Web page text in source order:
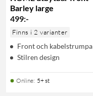
Barley large
499:-
Finns i 2 varianter
Front och kabelstrumpa
Stilren design
Online: 5+ st